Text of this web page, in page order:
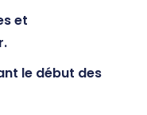
et
le début des